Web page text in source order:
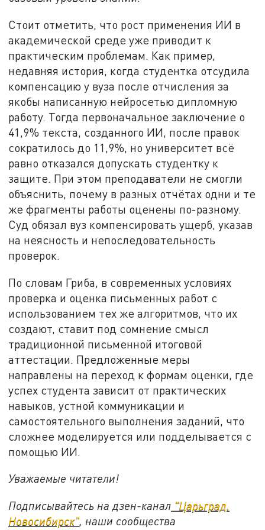
Стоит отметить, что рост применения ИИ в
академической среде уже приводит к
практическим проблемам. Как пример,
недавняя история, когда студентка отсудила
компенсацию у вуза после отчисления за
якобы написанную нейросетью дипломную
работу. Тогда первоначальное заключение о
41,9% текста, созданного ИИ, после правок
сократилось до 11,9%, но университет всё
равно отказался допускать студентку к
защите. При этом преподаватели не смогли
объяснить, почему в разных отчётах одни и те
же фрагменты работы оценены по-разному.
Суд обязал вуз компенсировать ущерб, указав
на неясность и непоследовательность
проверок.
По словам Гриба, в современных условиях
проверка и оценка письменных работ с
использованием тех же алгоритмов, что их
создают, ставит под сомнение смысл
традиционной письменной итоговой
аттестации. Предложенные меры
направлены на переход к формам оценки, где
успех студента зависит от практических
навыков, устной коммуникации и
самостоятельного выполнения заданий, что
сложнее моделируется или подделывается с
помощью ИИ.
Уважаемые читатели!
Подписывайтесь на дзен-канал "Царьград.
Новосибирск", наши сообщества